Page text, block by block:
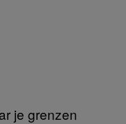
je grenzen